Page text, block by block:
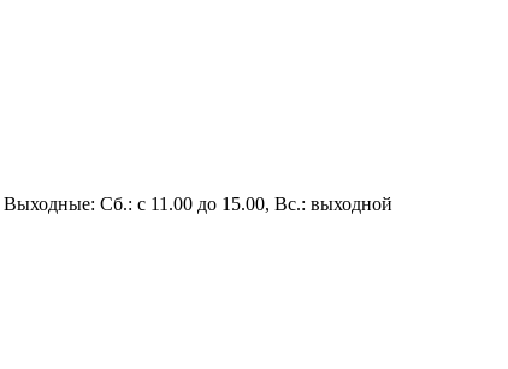
Выходные: Сб.: с 11.00 до 15.00, Вс.: выходной